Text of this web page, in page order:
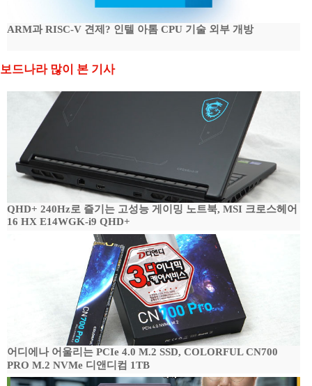
ARM과 RISC-V 견제? 인텔 아톰 CPU 기술 외부 개방
보드나라 많이 본 기사
QHD+ 240Hz로 즐기는 고성능 게이밍 노트북, MSI 크로스헤어
16 HX E14WGK-i9 QHD+
어디에나 어울리는 PCIe 4.0 M.2 SSD, COLORFUL CN700
PRO M.2 NVMe 디앤디컴 1TB